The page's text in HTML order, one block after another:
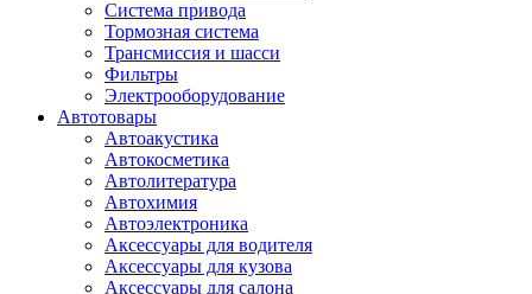
Система привода
Тормозная система
Трансмиссия и шасси
Фильтры
Электрооборудование
Автотовары
Автоакустика
Автокосметика
Автолитература
Автохимия
Автоэлектроника
Аксессуары для водителя
Аксессуары для кузова
Аксессуары для салона